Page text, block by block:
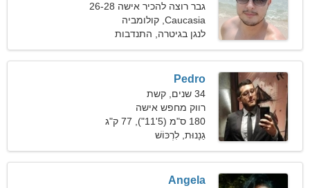
גבר רוצה להכיר אישה 26-28
Caucasia, קולומביה
לנגן בגיטרה, התנדבות
Pedro
34 שנים, קשת
רווק מחפש אישה
180 ס"מ (5'11"), 77 ק"ג
(169 פאונד)
גַנָנוּת, לִרְכּוֹשׁ
Angela